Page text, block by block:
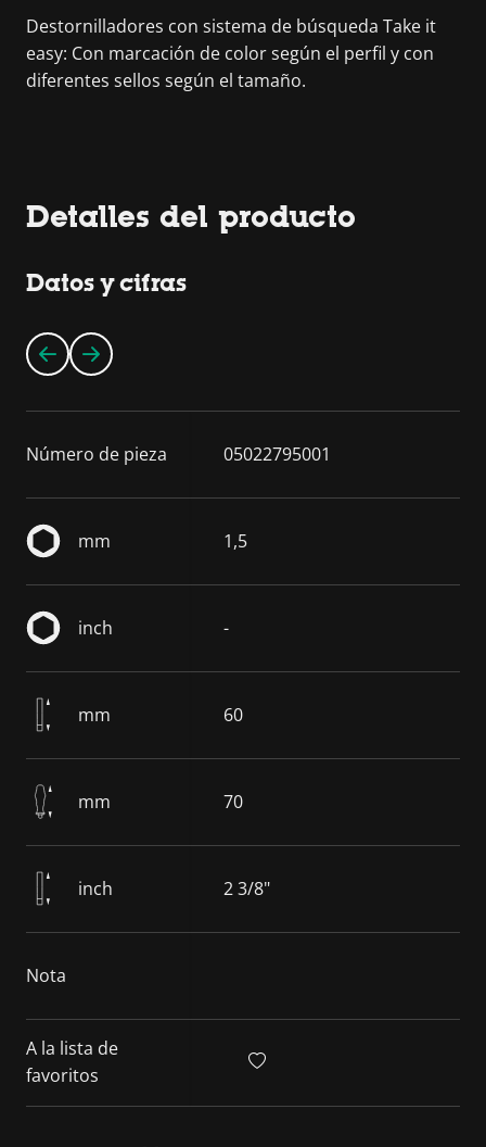
Destornilladores con sistema de búsqueda Take it
easy: Con marcación de color según el perfil y con
diferentes sellos según el tamaño.
Detalles del producto
Datos y cifras
Número de pieza 05022795001
mm 1,5
inch -
mm 60
mm 70
inch 2 3/8"
Nota
A la lista de
favoritos